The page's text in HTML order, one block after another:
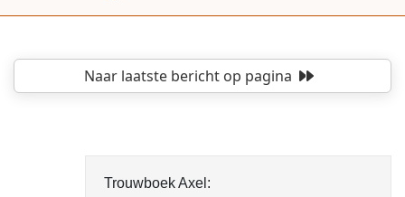
Naar laatste berichtop pagina
Trouwboek Axel: